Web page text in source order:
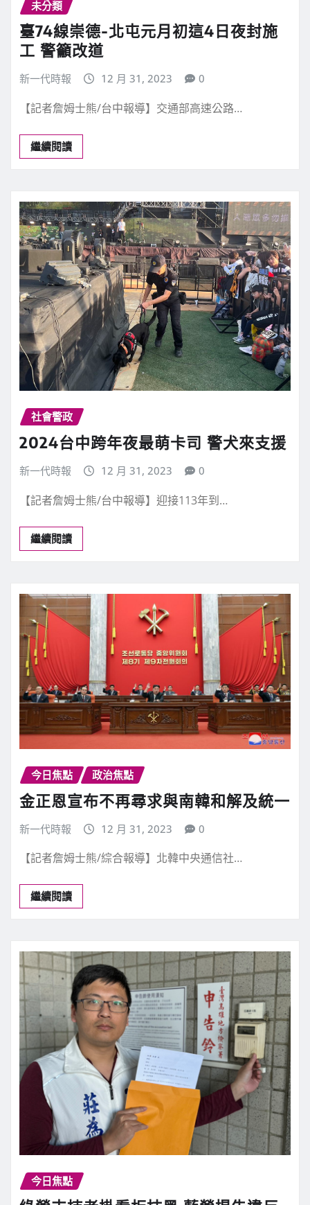
未分類
臺74線崇德-北屯元月初這4日夜封施
工 警籲改道
新一代時報 12 月 31, 2023 0
【記者詹姆士熊/台中報導】交通部高速公路…
繼續閱讀
社會警政
2024台中跨年夜最萌卡司 警犬來支援
新一代時報 12 月 31, 2023 0
【記者詹姆士熊/台中報導】迎接113年到…
繼續閱讀
今日焦點 政治焦點
金正恩宣布不再尋求與南韓和解及統一
新一代時報 12 月 31, 2023 0
【記者詹姆士熊/綜合報導】北韓中央通信社…
繼續閱讀
今日焦點